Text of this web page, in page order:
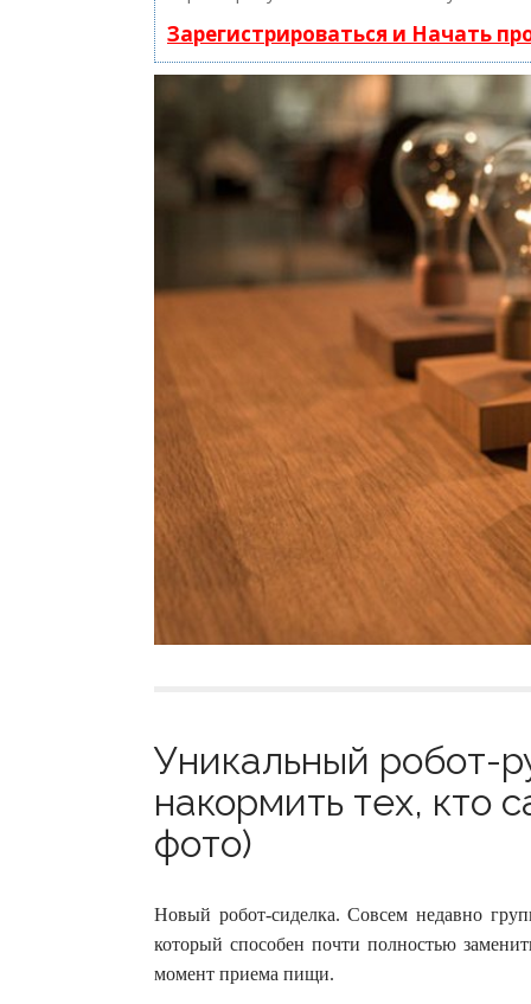
Зарегистрироваться и Начать
Уникальный робот-
накормить тех, кто
фото)
Новый робот-сиделка. Совсем недавно
который способен почти полностью
момент приема пищи.